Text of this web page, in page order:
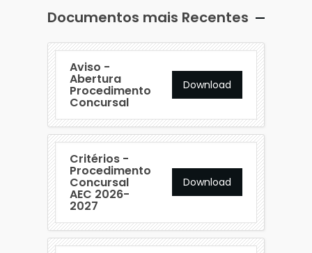
Documentos mais Recentes
Aviso -
Abertura
Procedimento
Concursal
Download
Critérios -
Procedimento
Concursal
AEC 2026-
2027
Download